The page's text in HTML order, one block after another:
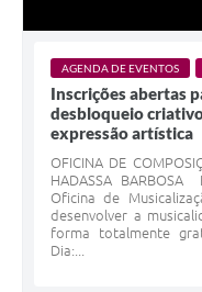
AGENDA DE EVENTOS
Inscrições abertas
desbloqueio
expressão artística
OFICINA DE
HADASSA
Oficina de
desenvolver a
forma totalmente
Dia:...